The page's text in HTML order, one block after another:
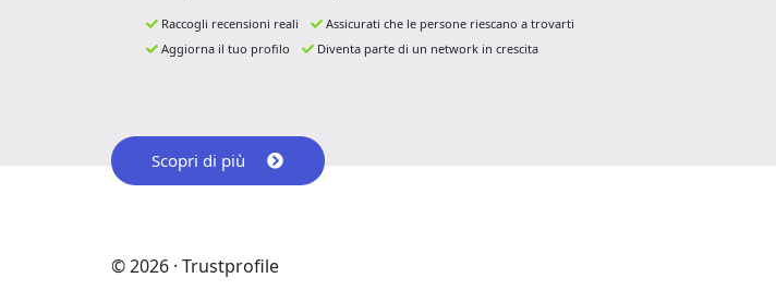
Raccogli recensioni reali
Assicurati che le persone riescano a trovarti
Aggiorna il tuo profilo
Diventa parte di un network in crescita
Scopri di più
© 2026 · Trustprofile